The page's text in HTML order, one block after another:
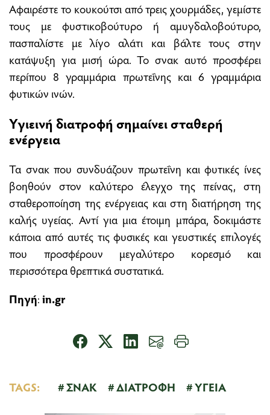
Αφαιρέστε το κουκούτσι από τρεις χουρμάδες, γεμίστε
τους με φυστικοβούτυρο ή αμυγδαλοβούτυρο,
πασπαλίστε με λίγο αλάτι και βάλτε τους στην
κατάψυξη για μισή ώρα. Το σνακ αυτό προσφέρει
περίπου 8 γραμμάρια πρωτεΐνης και 6 γραμμάρια
φυτικών ινών.
Υγιεινή διατροφή σημαίνει σταθερή
ενέργεια
Τα σνακ που συνδυάζουν πρωτεΐνη και φυτικές ίνες
βοηθούν στον καλύτερο έλεγχο της πείνας, στη
σταθεροποίηση της ενέργειας και στη διατήρηση της
καλής υγείας. Αντί για μια έτοιμη μπάρα, δοκιμάστε
κάποια από αυτές τις φυσικές και γευστικές επιλογές
που προσφέρουν μεγαλύτερο κορεσμό και
περισσότερα θρεπτικά συστατικά.
Πηγή:in.gr
TAGS: ΣΝΑΚ ΔΙΑΤΡΟΦΗ ΥΓΕΙΑ